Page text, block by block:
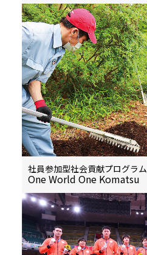
社員参加型社会貢献プログラム
One World One Komatsu